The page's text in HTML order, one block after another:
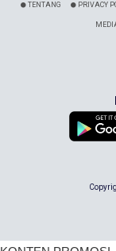
TENTANG PRIVACY